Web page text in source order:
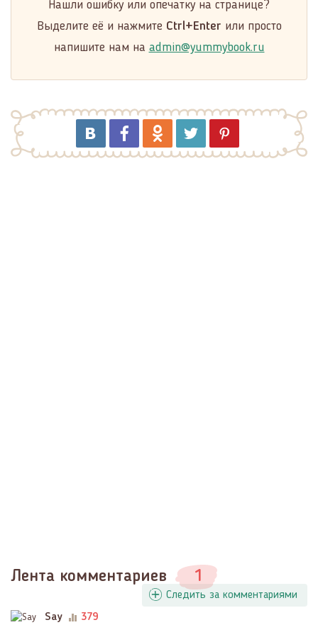
Нашли ошибку или опечатку на странице?
Выделите её и нажмите Ctrl+Enter или просто
напишите нам на admin@yummybook.ru
Лента комментариев 1
Следить за комментариями
Say
379